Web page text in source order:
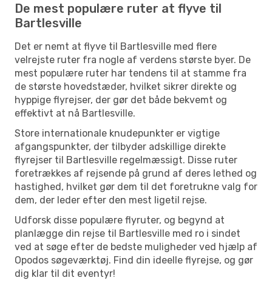
De mest populære ruter at flyve til
Bartlesville
Det er nemt at flyve til Bartlesville med flere
velrejste ruter fra nogle af verdens største byer. De
mest populære ruter har tendens til at stamme fra
de største hovedstæder, hvilket sikrer direkte og
hyppige flyrejser, der gør det både bekvemt og
effektivt at nå Bartlesville.
Store internationale knudepunkter er vigtige
afgangspunkter, der tilbyder adskillige direkte
flyrejser til Bartlesville regelmæssigt. Disse ruter
foretrækkes af rejsende på grund af deres lethed og
hastighed, hvilket gør dem til det foretrukne valg for
dem, der leder efter den mest ligetil rejse.
Udforsk disse populære flyruter, og begynd at
planlægge din rejse til Bartlesville med ro i sindet
ved at søge efter de bedste muligheder ved hjælp af
Opodos søgeværktøj. Find din ideelle flyrejse, og gør
dig klar til dit eventyr!